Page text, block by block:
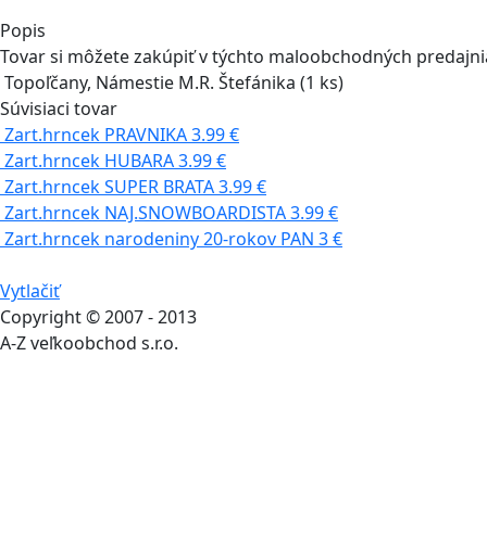
Popis
Tovar si môžete zakúpiť v týchto maloobchodných
Topoľčany, Námestie M.R. Štefánika (1 ks)
Súvisiaci tovar
Zart.hrncek PRAVNIKA3.99 €
Zart.hrncek HUBARA3.99 €
Zart.hrncek SUPER BRATA3.99 €
Zart.hrncek NAJ.SNOWBOARDISTA3.99 €
Zart.hrncek narodeniny 20-rokov PAN 3 €
Vytlačiť
Copyright © 2007 - 2013
A-Z veľkoobchod s.r.o.